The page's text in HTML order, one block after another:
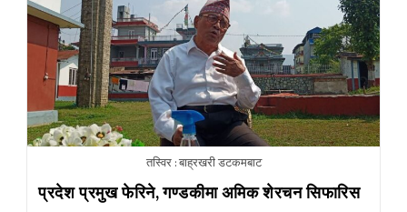
तस्विर : बाह्रखरी डटकमबाट
प्रदेश प्रमुख फेरिने, गण्डकीमा अमिक शेरचन सिफारिस